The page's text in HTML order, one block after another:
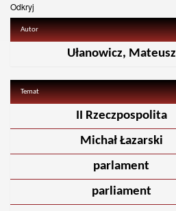
Odkryj
Autor
Ułanowicz, Mateusz
Temat
II Rzeczpospolita
Michał Łazarski
parlament
parliament